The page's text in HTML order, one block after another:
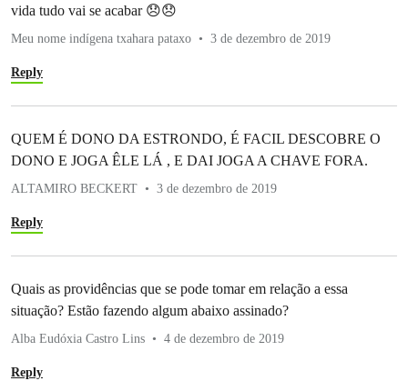
vida tudo vai se acabar 😞😞
Meu nome indígena txahara pataxo 3 de dezembro de 2019
Reply
QUEM É DONO DA ESTRONDO, É FACIL DESCOBRE O
DONO E JOGA ÊLE LÁ , E DAI JOGA A CHAVE FORA.
ALTAMIRO BECKERT 3 de dezembro de 2019
Reply
Quais as providências que se pode tomar em relação a essa
situação? Estão fazendo algum abaixo assinado?
Alba Eudóxia Castro Lins 4 de dezembro de 2019
Reply